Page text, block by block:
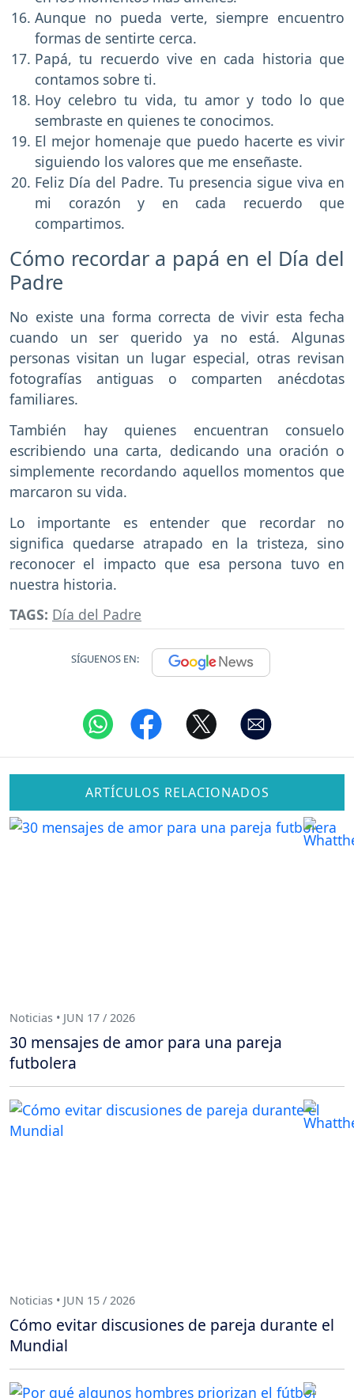
Aunque no pueda verte, siempre encuentro
formas de sentirte cerca.
Papá, tu recuerdo vive en cada historia que
contamos sobre ti.
Hoy celebro tu vida, tu amor y todo lo que
sembraste en quienes te conocimos.
El mejor homenaje que puedo hacerte es vivir
siguiendo los valores que me enseñaste.
Feliz Día del Padre. Tu presencia sigue viva en
mi corazón y en cada recuerdo que
compartimos.
Cómo recordar a papá en el Día del
Padre
No existe una forma correcta de vivir esta fecha
cuando un ser querido ya no está. Algunas
personas visitan un lugar especial, otras revisan
fotografías antiguas o comparten anécdotas
familiares.
También hay quienes encuentran consuelo
escribiendo una carta, dedicando una oración o
simplemente recordando aquellos momentos que
marcaron su vida.
Lo importante es entender que recordar no
significa quedarse atrapado en la tristeza, sino
reconocer el impacto que esa persona tuvo en
nuestra historia.
TAGS: Día del Padre
SÍGUENOS EN:
ARTÍCULOS RELACIONADOS
Noticias • JUN 17 / 2026
30 mensajes de amor para una pareja
futbolera
Noticias • JUN 15 / 2026
Cómo evitar discusiones de pareja durante el
Mundial